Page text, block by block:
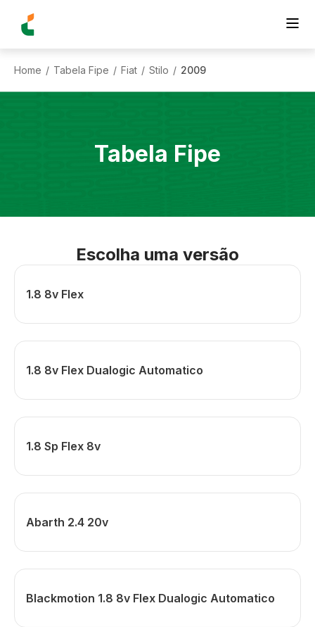
Home / Tabela Fipe / Fiat / Stilo / 2009
Tabela Fipe
Escolha uma versão
1.8 8v Flex
1.8 8v Flex Dualogic Automatico
1.8 Sp Flex 8v
Abarth 2.4 20v
Blackmotion 1.8 8v Flex Dualogic Automatico